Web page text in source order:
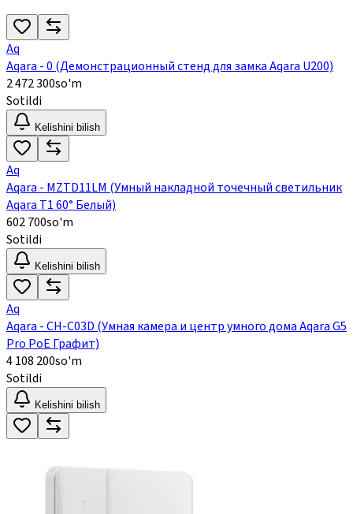
Aq
Aqara - 0 (Демонстрационный стенд для замка Aqara U200)
2 472 300so'm
Sotildi
Kelishini bilish
Aq
Aqara - MZTD11LM (Умный накладной точечный светильник
Aqara Т1 60° Белый)
602 700so'm
Sotildi
Kelishini bilish
Aq
Aqara - CH-C03D (Умная камера и центр умного дома Aqara G5
Pro PoE Графит)
4 108 200so'm
Sotildi
Kelishini bilish